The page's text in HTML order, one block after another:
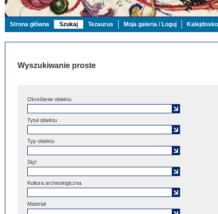
Strona główna Szukaj Tezaurus Moja galeria / Loguj
Wyszukiwanie proste
Określenie obiektu
Tytuł obiektu
Typ obiektu
Styl
Kultura archeologiczna
Materiał